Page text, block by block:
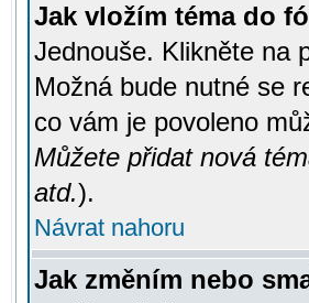
Jak vložím téma do
Jednouše. Klikněte na
Možná bude nutné se
co vám je povoleno
Můžete přidat nová
atd.).
Návrat nahoru
Jak změním nebo